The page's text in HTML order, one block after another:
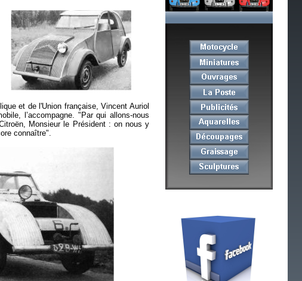
et de l'Union française, Vincent Auriol
l’accompagne. "Par qui allons-nous
Monsieur le Président : on nous y
connaître".